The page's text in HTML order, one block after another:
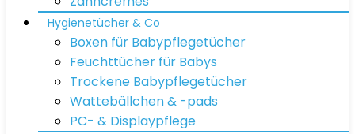
Hygienetücher & Co
Boxen für Babypflegetücher
Feuchttücher für Babys
Trockene Babypflegetücher
Wattebällchen & -pads
PC- & Displaypflege